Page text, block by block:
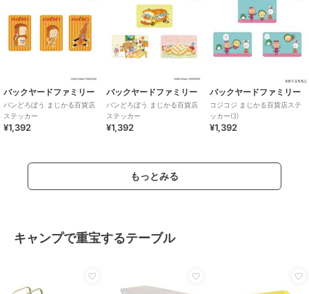
バックヤードファミリー
パンどろぼう まじかる百貨店
ステッカー
¥1,392
バックヤードファミリー
パンどろぼう まじかる百貨店
ステッカー
¥1,392
バックヤードファミリー
コジコジ まじかる百貨店ステ
ッカー(3)
¥1,392
もっとみる
キャンプで重宝するテーブル